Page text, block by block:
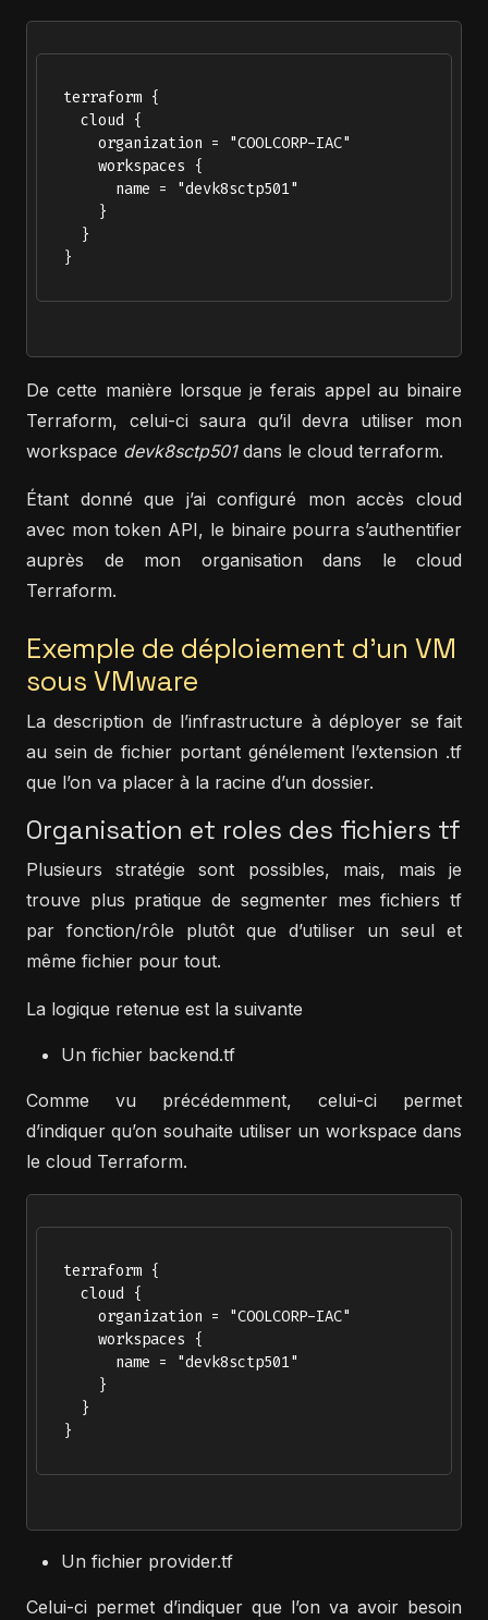
  terraform {
    cloud {
      organization = "COOLCORP-IAC"
      workspaces {
        name = "devk8sctp501"
      }
    }
  }
De cette manière lorsque je ferais appel au binaire
Terraform, celui-ci saura qu’il devra utiliser mon
workspace devk8sctp501dans le cloud terraform.
Étant donné que j’ai configuré mon accès cloud
avec mon token API, le binaire pourra s’authentifier
auprès de mon organisation dans le cloud
Terraform.
Exemple de déploiement d'un VM
sous VMware
La description de l’infrastructure à déployer se fait
au sein de fichier portant génélement l’extension .tf
que l’on va placer à la racine d’un dossier.
Organisation et roles des fichiers tf
Plusieurs stratégie sont possibles, mais, mais je
trouve plus pratique de segmenter mes fichiers tf
par fonction/rôle plutôt que d’utiliser un seul et
même fichier pour tout.
La logique retenue est la suivante
Un fichier backend.tf
Comme vu précédemment, celui-ci permet
d’indiquer qu’on souhaite utiliser un workspace dans
le cloud Terraform.
  terraform {
    cloud {
      organization = "COOLCORP-IAC"
      workspaces {
        name = "devk8sctp501"
      }
    }
  }
Un fichier provider.tf
Celui-ci permet d’indiquer que l’on va avoir besoin